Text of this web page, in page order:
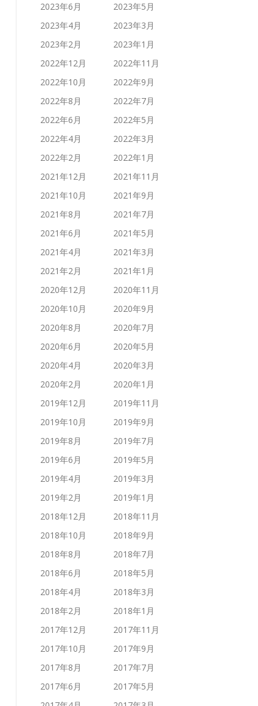
2023年6月
2023年5月
2023年4月
2023年3月
2023年2月
2023年1月
2022年12月
2022年11月
2022年10月
2022年9月
2022年8月
2022年7月
2022年6月
2022年5月
2022年4月
2022年3月
2022年2月
2022年1月
2021年12月
2021年11月
2021年10月
2021年9月
2021年8月
2021年7月
2021年6月
2021年5月
2021年4月
2021年3月
2021年2月
2021年1月
2020年12月
2020年11月
2020年10月
2020年9月
2020年8月
2020年7月
2020年6月
2020年5月
2020年4月
2020年3月
2020年2月
2020年1月
2019年12月
2019年11月
2019年10月
2019年9月
2019年8月
2019年7月
2019年6月
2019年5月
2019年4月
2019年3月
2019年2月
2019年1月
2018年12月
2018年11月
2018年10月
2018年9月
2018年8月
2018年7月
2018年6月
2018年5月
2018年4月
2018年3月
2018年2月
2018年1月
2017年12月
2017年11月
2017年10月
2017年9月
2017年8月
2017年7月
2017年6月
2017年5月